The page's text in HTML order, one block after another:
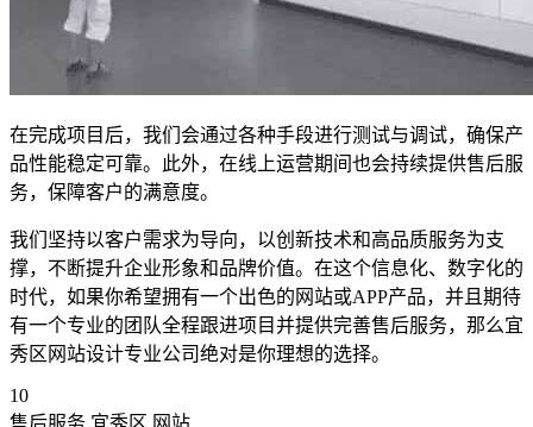
在完成项目后，我们会通过各种手段进行测试与调试，确保产
品性能稳定可靠。此外，在线上运营期间也会持续提供售后服
务，保障客户的满意度。
我们坚持以客户需求为导向，以创新技术和高品质服务为支
撑，不断提升企业形象和品牌价值。在这个信息化、数字化的
时代，如果你希望拥有一个出色的网站或APP产品，并且期待
有一个专业的团队全程跟进项目并提供完善售后服务，那么宜
秀区网站设计专业公司绝对是你理想的选择。
10
售后服务,宜秀区,网站